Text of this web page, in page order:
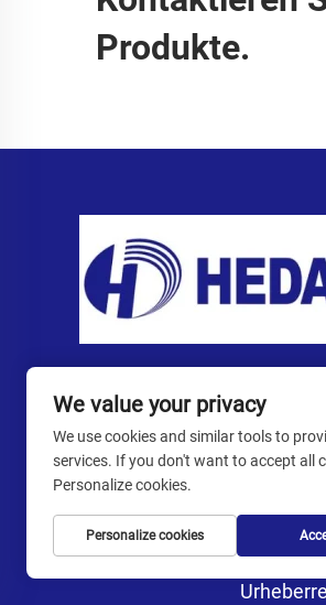
Produkte.
Guangzhou Heda Import
We value your privacy
We use cookies and similar tools to
services. If you don't want to accept all
Personalize cookies.
Personalize cookies